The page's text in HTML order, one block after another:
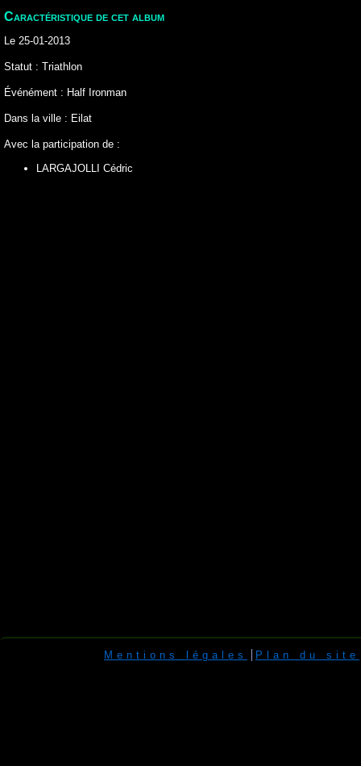
Caractéristique de cet album
Le 25-01-2013
Statut : Triathlon
Événément : Half Ironman
Dans la ville : Eilat
Avec la participation de :
LARGAJOLLI Cédric
Mentions légales Plan du site